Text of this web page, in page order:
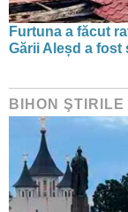
Furtuna a făcut
Gării Aleșd a fost
BIHON